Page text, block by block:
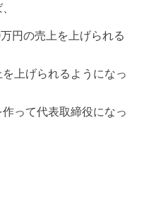
円の売上を上げられる
上げられるようになっ
って代表取締役になっ